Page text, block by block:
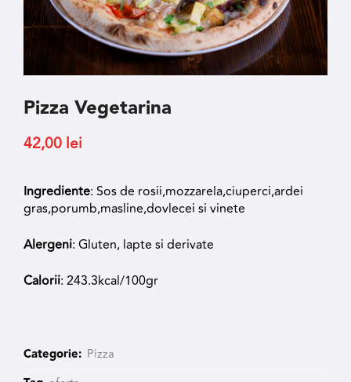
Pizza Vegetarina
42,00 lei
Ingrediente: Sos de rosii,mozzarela,ciuperci,ardei
gras,porumb,masline,dovlecei si vinete
Alergeni: Gluten, lapte si derivate
Calorii: 243.3kcal/100gr
Categorie: Pizza